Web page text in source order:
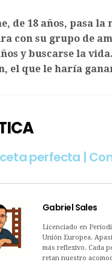
de 18 años, pasa
con su grupo de
y buscarse la
el que le haría
perfecta |
Gabriel Sales
Licenciado en
Unión Europea.
más reflexivo. Cada
retan nuestro